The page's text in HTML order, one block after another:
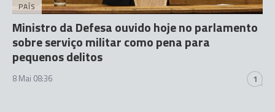
PAÍS
Ministro da Defesa ouvido hoje no parlamento
sobre serviço militar como pena para
pequenos delitos
8 Mai 08:36 1